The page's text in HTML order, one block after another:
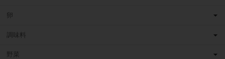
卵
調味料
野菜